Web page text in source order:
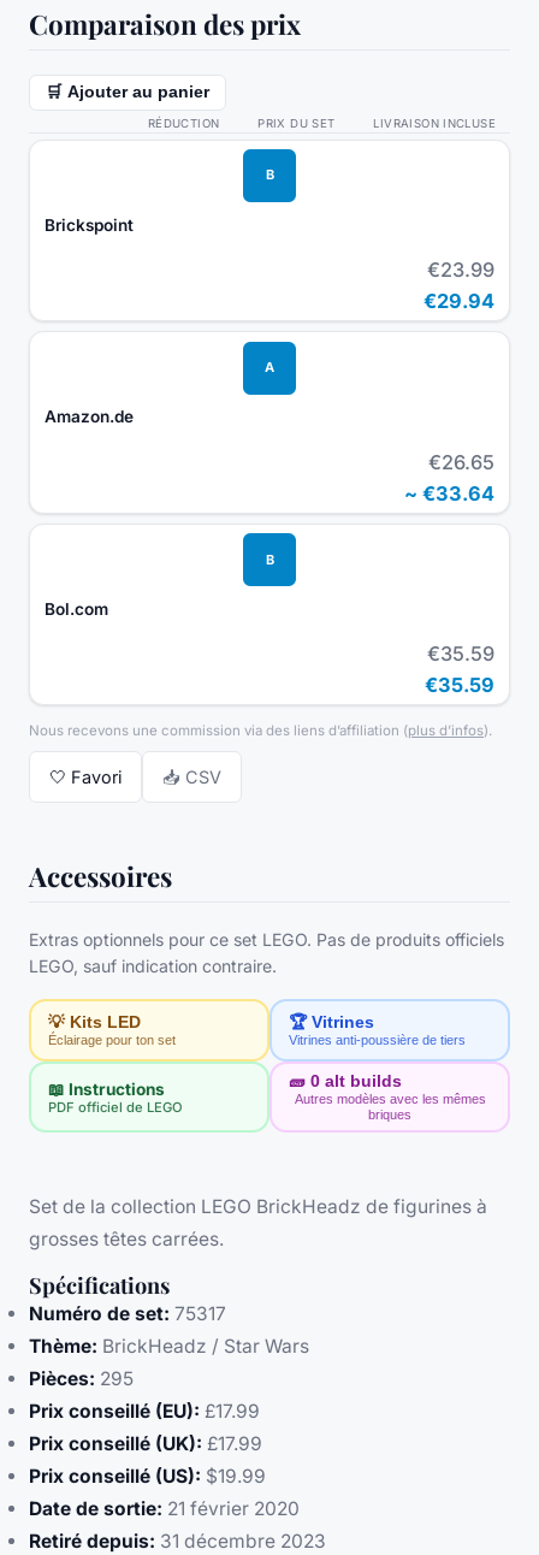
Comparaison des prix
🛒 Ajouter au panier
RÉDUCTION PRIX DU SET LIVRAISON INCLUSE
B
Brickspoint
€23.99
€29.94
A
Amazon.de
€26.65
~ €33.64
B
Bol.com
€35.59
€35.59
Nous recevons une commission via des liens d’affiliation (plus d’infos).
🤍 Favori 📥 CSV
Accessoires
Extras optionnels pour ce set LEGO. Pas de produits officiels
LEGO, sauf indication contraire.
💡 Kits LED
Éclairage pour ton set
🏆 Vitrines
Vitrines anti-poussière de tiers
📖 Instructions
PDF officiel de LEGO
🧱 0 alt builds
Autres modèles avec les mêmes
briques
Set de la collection LEGO BrickHeadz de figurines à
grosses têtes carrées.
Spécifications
Numéro de set: 75317
Thème: BrickHeadz / Star Wars
Pièces: 295
Prix conseillé (EU): £17.99
Prix conseillé (UK): £17.99
Prix conseillé (US): $19.99
Date de sortie: 21 février 2020
Retiré depuis: 31 décembre 2023